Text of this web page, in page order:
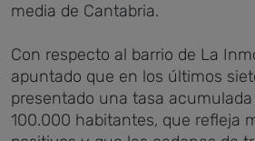
media de Cantabria.
Con respecto al barrio de La
apuntado que en los últimos
presentado una tasa acumulada
100.000 habitantes, que refleja